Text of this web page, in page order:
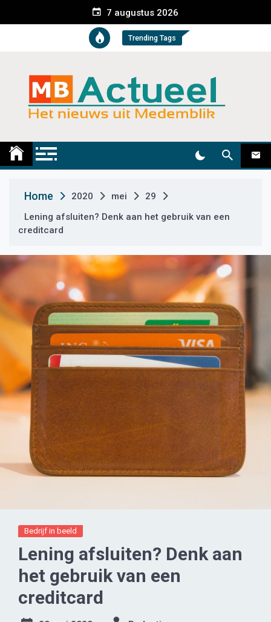
e
t
7 augustus 2026
Trending Tags
Medemblik Actueel
Home 2020 mei
29
Lening afsluiten? Denk aan het gebruik van een
creditcard
Bedrijf in beeld
Lening afsluiten? Denk aan
het gebruik van een
creditcard